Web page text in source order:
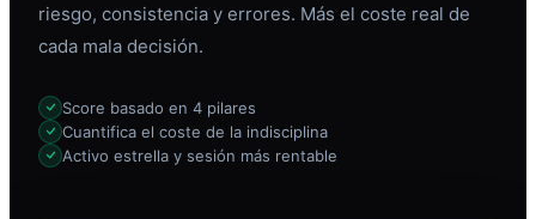
riesgo, consistencia y errores. Más el coste real de
cada mala decisión.
Score basado en 4 pilares
Cuantifica el coste de la indisciplina
Activo estrella y sesión más rentable